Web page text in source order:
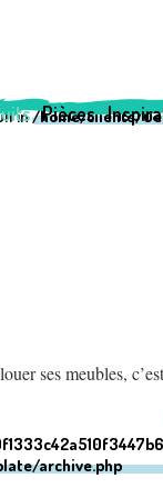
in/home/clients/
Pièces
ses meubles,
archive.php